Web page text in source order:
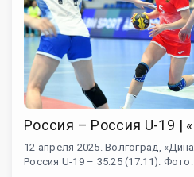
Россия – Россия U-19 |
12 апреля 2025. Волгоград,
Россия U-19 – 35:25 (17:11).